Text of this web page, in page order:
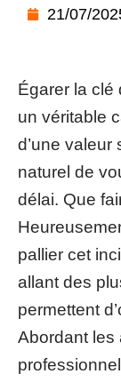
21/07/
Égarer la clé
un véritable
d’une valeur
naturel de
délai. Que
pallier cet
allant des
permettent
Abordant les